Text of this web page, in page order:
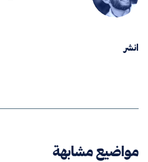
انشر
مواضيع مشابهة